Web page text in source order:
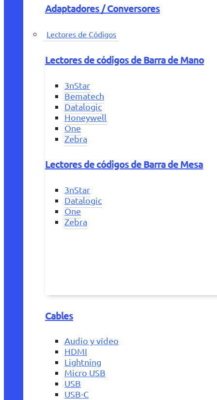
Adaptadores / Conversores
Lectores de Códigos
Lectores de códigos de Barra de Mano
3nStar
Bematech
Datalogic
Honeywell
One
Zebra
Lectores de códigos de Barra de Mesa
3nStar
Datalogic
One
Zebra
Cables
Audio y vídeo
HDMI
Lightning
Micro USB
USB
USB-C